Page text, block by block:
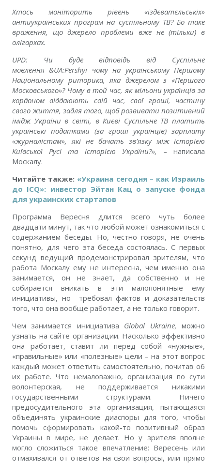
Хтось моніторить рівень «іздєватєльськіх»
антиукраїнських програм на суспільному ТВ? Бо таке
враження, що джерело проблеми вже не (тільки) в
олігархах.
UPD: Чи буде відповідь від Суспільне
мовлення &UA:Pershyi чому на українському Першому
Національному риторика, яка джерелом з «Першого
Московського»? Чому в той час, як мільони українців за
кордоном віддаюють свій час, свої гроші, частину
свого життя, задля того, щоб розвивати позитивний
імідж України в світі, в Києві Суспільне ТВ платить
українські податками (за гроші українців) зарплату
«журналістам», які не бачать зв’язку між історією
Київської Русі та історією України?», – написала
Москалу.
Читайте также: «Украина сегодня – как Израиль
до ICQ»: инвестор Эйтан Кац о запуске фонда
для украинских стартапов
Программа Вересня длится всего чуть более
двадцати минут, так что любой может ознакомиться с
содержанием беседы. Но, честно говоря, не очень
понятно, для чего эта беседа состоялась. С первых
секунд ведущий продемонстрировал зрителям, что
работа Москалу ему не интересна, чем именно она
занимается, он не знает, да собственно и не
собирается вникать в эти малопонятные ему
инициативы, но требовал фактов и доказательств
того, что она вообще работает, а не только говорит.
Чем занимается инициатива Global Ukraine, можно
узнать на сайте организации. Насколько эффективно
она работает, ставит ли перед собой «нужные»,
«правильные» или «полезные» цели – на этот вопрос
каждый может ответить самостоятельно, почитав об
их работе. Что немаловажно, организация по сути
волонтерская, не поддерживается никакими
государственными структурами. Ничего
предосудительного эта организация, пытающаяся
объединять украинские диаспоры для того, чтобы
помочь сформировать какой-то позитивный образ
Украины в мире, не делает. Но у зрителя вполне
могло сложиться такое впечатление: Вересень или
отмахивался от ответов на свои вопросы, или прямо